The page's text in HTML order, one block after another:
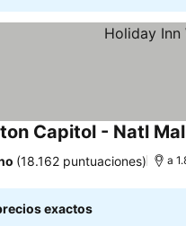
Capitol - Natl
(18.162 puntuaciones) a
exactos